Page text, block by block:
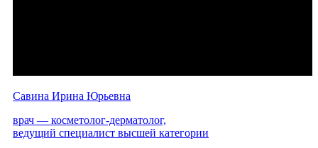
Савина Ирина Юрьевна
врач — косметолог-дерматолог,
ведущий специалист высшей категории